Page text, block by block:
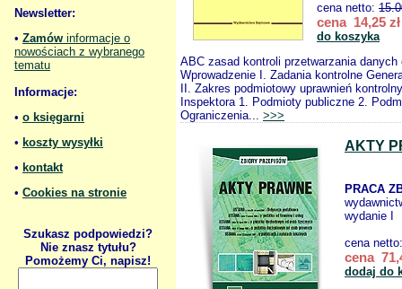
Newsletter:
• Zamów informacje o
nowościach z wybranego
tematu
Informacje:
• o księgarni
• koszty wysyłki
• kontakt
• Cookies na stronie
Szukasz podpowiedzi?
Nie znasz tytułu?
Pomożemy Ci, napisz!
cena netto:
cena 14,25 zł
do koszyka
ABC zasad kontroli przetwarzania danych
Wprowadzenie I. Zadania kontrolne
II. Zakres podmiotowy uprawnień
Inspektora 1. Podmioty publiczne 2.
Ograniczenia... >>>
AKTY
PRACA
wydanie I
cena
cena
dodaj do